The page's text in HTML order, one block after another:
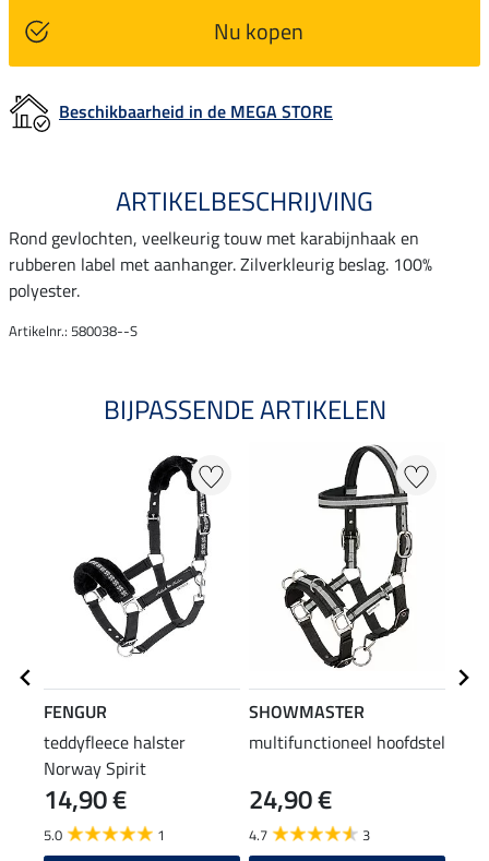
Nu kopen
Beschikbaarheid in de MEGA STORE
ARTIKELBESCHRIJVING
Rond gevlochten, veelkeurig touw met karabijnhaak en
rubberen label met aanhanger. Zilverkleurig beslag. 100%
polyester.
Artikelnr.: 580038--S
BIJPASSENDE ARTIKELEN
FENGUR
teddyfleece halster
Norway Spirit
14,90 €
5.0 1
SHOWMASTER
multifunctioneel hoofdstel
24,90 €
4.7 3